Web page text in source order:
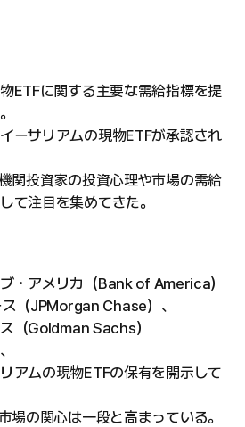
ETFに関する主要な需給指標を提
ーサリアムの現物ETFが承認され
関投資家の投資心理や市場の需給
て注目を集めてきた。
・アメリカ（Bank of America）
（JPMorgan Chase）、
（Goldman Sachs）
アムの現物ETFの保有を開示して
場の関心は一段と高まっている。